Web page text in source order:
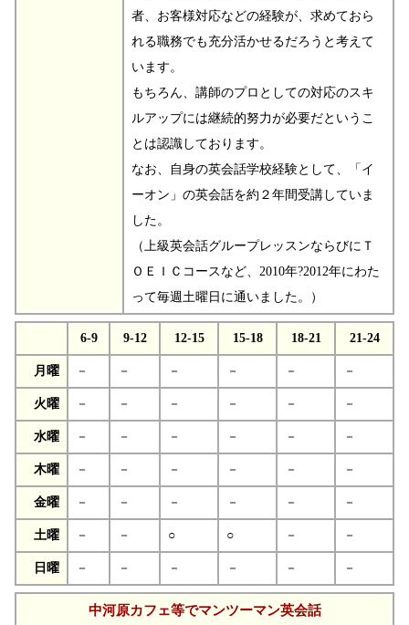
者、お客様対応などの経験が、求めておら
れる職務でも充分活かせるだろうと考えて
います。
もちろん、講師のプロとしての対応のスキ
ルアップには継続的努力が必要だというこ
とは認識しております。
なお、自身の英会話学校経験として、「イ
ーオン」の英会話を約２年間受講していま
した。
（上級英会話グループレッスンならびにＴ
ＯＥＩＣコースなど、2010年?2012年にわた
って毎週土曜日に通いました。）
6-9 9-12 12-15 15-18 18-21 21-24
月曜 － － － － － －
火曜 － － － － － －
水曜 － － － － － －
木曜 － － － － － －
金曜 － － － － － －
土曜 － － ○ ○ － －
日曜 － － － － － －
中河原カフェ等でマンツーマン英会話